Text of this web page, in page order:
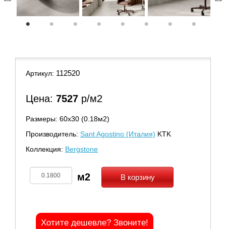
Артикул: 112520
Цена: 7527 р/м2
Размеры: 60х30 (0.18м2)
Производитель: Sant Agostino (Италия) KTK
Коллекция: Bergstone
В корзину
Хотите дешевле? Звоните!